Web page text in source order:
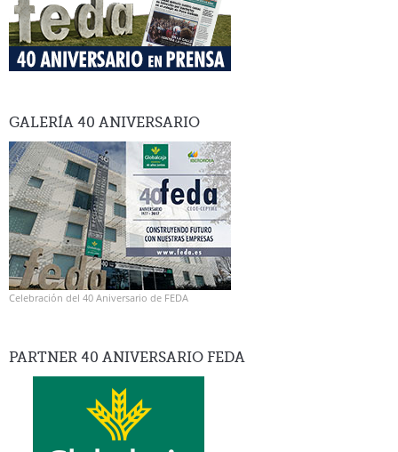
GALERÍA 40 ANIVERSARIO
Celebración del 40 Aniversario de FEDA
PARTNER 40 ANIVERSARIO FEDA